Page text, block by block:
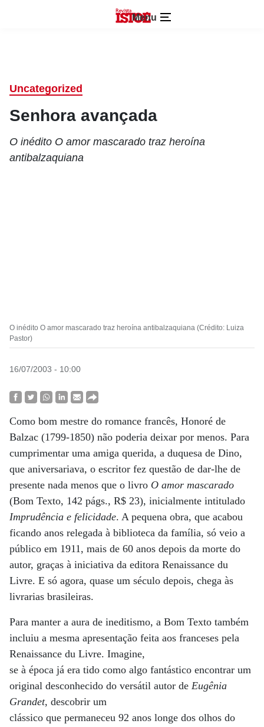
Menu
Uncategorized
Senhora avançada
O inédito O amor mascarado traz heroína
antibalzaquiana
O inédito O amor mascarado traz heroína antibalzaquiana (Crédito: Luiza
Pastor)
16/07/2003 - 10:00
Como bom mestre do romance francês, Honoré de
Balzac (1799-1850) não poderia deixar por menos. Para
cumprimentar uma amiga querida, a duquesa de Dino,
que aniversariava, o escritor fez questão de dar-lhe de
presente nada menos que o livro O amor mascarado
(Bom Texto, 142 págs., R$ 23), inicialmente intitulado
Imprudência e felicidade. A pequena obra, que acabou
ficando anos relegada à biblioteca da família, só veio a
público em 1911, mais de 60 anos depois da morte do
autor, graças à iniciativa da editora Renaissance du
Livre. E só agora, quase um século depois, chega às
livrarias brasileiras.
Para manter a aura de ineditismo, a Bom Texto também
incluiu a mesma apresentação feita aos franceses pela
Renaissance du Livre. Imagine,
se à época já era tido como algo fantástico encontrar um
original desconhecido do versátil autor de Eugênia
Grandet, descobrir um
clássico que permaneceu 92 anos longe dos olhos do